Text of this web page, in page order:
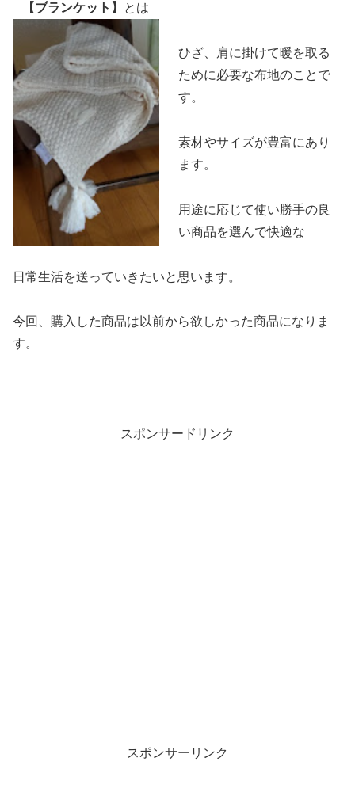
【ブランケット】 とは
ひざ、肩に掛けて暖を取る
ために必要な布地のことで
す。
素材やサイズが豊富にあり
ます。
用途に応じて使い勝手の良
い商品を選んで快適な
日常生活を送っていきたいと思います。
今回、購入した商品は以前から欲しかった商品になりま
す。
スポンサードリンク
スポンサーリンク